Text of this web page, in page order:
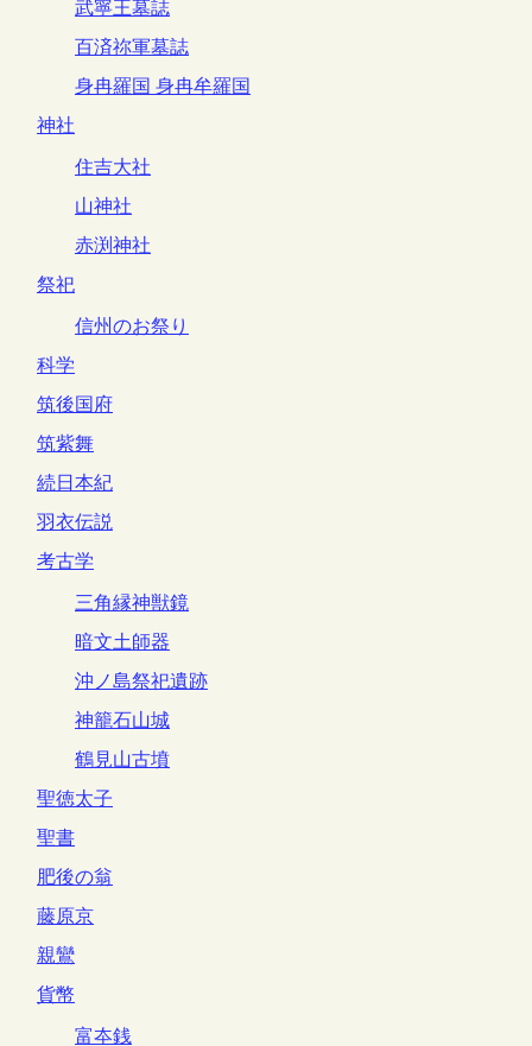
武寧王墓誌
百済祢軍墓誌
身冉羅国 身冉牟羅国
神社
住吉大社
山神社
赤渕神社
祭祀
信州のお祭り
科学
筑後国府
筑紫舞
続日本紀
羽衣伝説
考古学
三角縁神獣鏡
暗文土師器
沖ノ島祭祀遺跡
神籠石山城
鶴見山古墳
聖徳太子
聖書
肥後の翁
藤原京
親鸞
貨幣
富夲銭